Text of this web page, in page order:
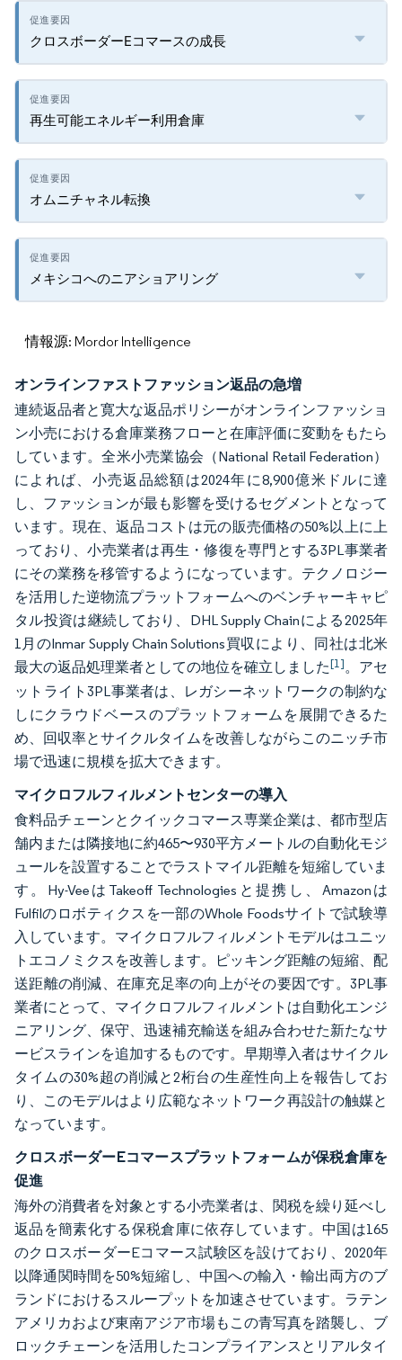
クロスボーダーEコマースの成長
再生可能エネルギー利用倉庫
オムニチャネル転換
メキシコへのニアショアリング
情報源: Mordor Intelligence
オンラインファストファッション返品の急増
連続返品者と寛大な返品ポリシーがオンラインファッショ
ン小売における倉庫業務フローと在庫評価に変動をもたら
しています。全米小売業協会（National Retail Federation）
によれば、小売返品総額は2024年に8,900億米ドルに達
し、ファッションが最も影響を受けるセグメントとなって
います。現在、返品コストは元の販売価格の50%以上に上
っており、小売業者は再生・修復を専門とする3PL事業者
にその業務を移管するようになっています。テクノロジー
を活用した逆物流プラットフォームへのベンチャーキャピ
タル投資は継続しており、DHL Supply Chainによる2025年
1月のInmar Supply Chain Solutions買収により、同社は北米
最大の返品処理業者としての地位を確立しました[1]。アセ
ットライト3PL事業者は、レガシーネットワークの制約な
しにクラウドベースのプラットフォームを展開できるた
め、回収率とサイクルタイムを改善しながらこのニッチ市
場で迅速に規模を拡大できます。
マイクロフルフィルメントセンターの導入
食料品チェーンとクイックコマース専業企業は、都市型店
舗内または隣接地に約465〜930平方メートルの自動化モジ
ュールを設置することでラストマイル距離を短縮していま
す。Hy-VeeはTakeoff Technologiesと提携し、Amazonは
Fulfilのロボティクスを一部のWhole Foodsサイトで試験導
入しています。マイクロフルフィルメントモデルはユニッ
トエコノミクスを改善します。ピッキング距離の短縮、配
送距離の削減、在庫充足率の向上がその要因です。3PL事
業者にとって、マイクロフルフィルメントは自動化エンジ
ニアリング、保守、迅速補充輸送を組み合わせた新たなサ
ービスラインを追加するものです。早期導入者はサイクル
タイムの30%超の削減と2桁台の生産性向上を報告してお
り、このモデルはより広範なネットワーク再設計の触媒と
なっています。
クロスボーダーEコマースプラットフォームが保税倉庫を
促進
海外の消費者を対象とする小売業者は、関税を繰り延べし
返品を簡素化する保税倉庫に依存しています。中国は165
のクロスボーダーEコマース試験区を設けており、2020年
以降通関時間を50%短縮し、中国への輸入・輸出両方のブ
ランドにおけるスループットを加速させています。ラテン
アメリカおよび東南アジア市場もこの青写真を踏襲し、ブ
ロックチェーンを活用したコンプライアンスとリアルタイ